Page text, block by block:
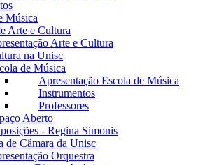
Música
Arte e Cultura
Arte e Cultura
na Unisc
de Música
Apresentação Escola de Música
Instrumentos
Professores
Aberto
- Regina Simonis
de Câmara da Unisc
Orquestra